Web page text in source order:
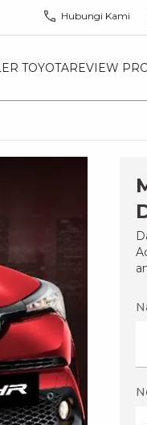
Hubungi Kami
TOYOTAREVIEW